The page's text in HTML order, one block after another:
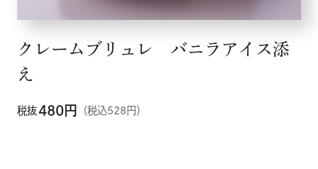
クレームブリュレ バニラアイス添
え
税抜480円 （税込528円）